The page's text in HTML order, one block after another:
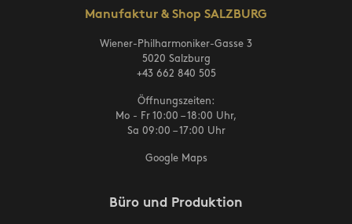
Manufaktur & Shop SALZBURG
Wiener-Philharmoniker-Gasse 3
5020 Salzburg
+43 662 840 505
Öffnungszeiten:
Mo - Fr 10:00 – 18:00 Uhr,
Sa 09:00 – 17:00 Uhr
Google Maps
Büro und Produktion